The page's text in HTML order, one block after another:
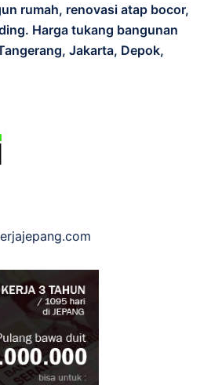
rumah, renovasi atap bocor,
Harga tukang bangunan
Jakarta, Depok,